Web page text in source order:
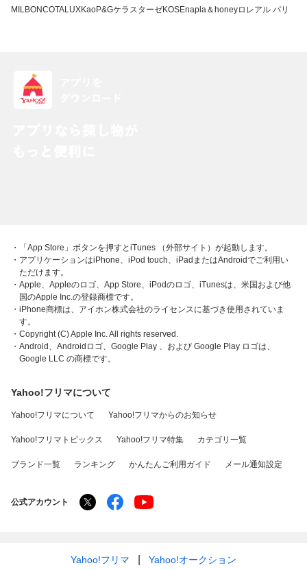
MILBONCOTALUXKaoP&GケラスターゼKOSEnapla＆honeyロレアル パリ
・「App Store」ボタンを押すとiTunes （外部サイト）が起動します。
・アプリケーションはiPhone、iPod touch、iPadまたはAndroidでご利用い
ただけます。
・Apple、Appleのロゴ、App Store、iPodのロゴ、iTunesは、米国および他
国のApple Inc.の登録商標です。
・iPhone商標は、アイホン株式会社のライセンスに基づき使用されていま
す。
・Copyright (C) Apple Inc. All rights reserved.
・Android、Androidロゴ、Google Play 、および Google Play ロゴは、
Google LLC の商標です。
Yahoo!フリマについて
Yahoo!フリマについて Yahoo!フリマからのお知らせ
Yahoo!フリマトピックス Yahoo!フリマ特集 カテゴリ一覧
ブランド一覧 ランキング かんたんご利用ガイド メール通知設定
公式アカウント
Yahoo!フリマ Yahoo!オークション